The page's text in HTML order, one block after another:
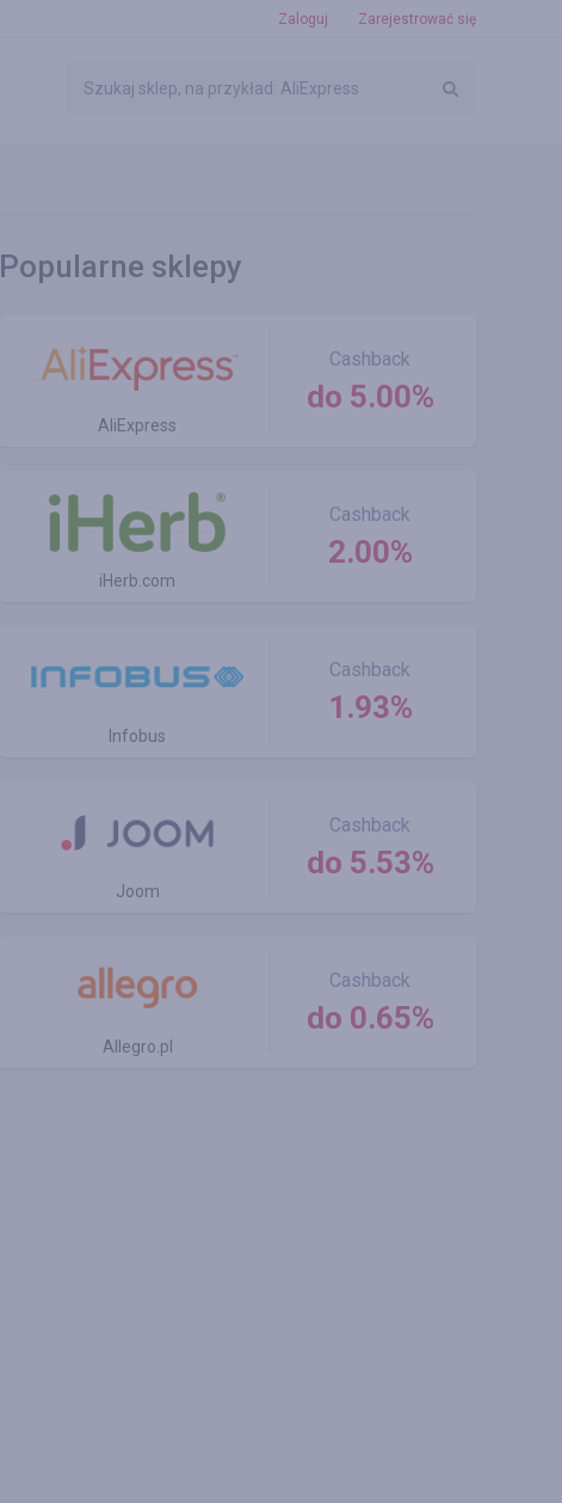
Zaloguj Zarejestrować się
Popularne sklepy
AliExpress
Cashback
do 5.00%
iHerb.com
Cashback
2.00%
Infobus
Cashback
1.93%
Joom
Cashback
do 5.53%
Allegro.pl
Cashback
do 0.65%